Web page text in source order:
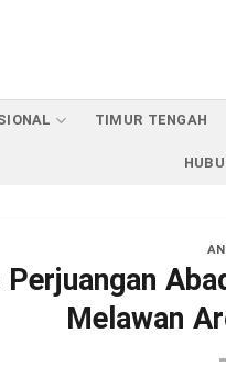
TIMUR TENGAH
Melawan